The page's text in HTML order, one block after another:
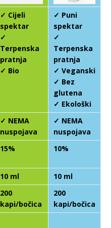
✓ Cijeli
spektar
✓
Terpenska
pratnja
✓ Bio
✓ Puni
spektar
✓
Terpenska
pratnja
✓ Veganski
✓ Bez
glutena
✓ Ekološki
✓ NEMA
nuspojava
✓ NEMA
nuspojava
15% 10%
10 ml
10 ml
200
kapi/bočica
200
kapi/bočica